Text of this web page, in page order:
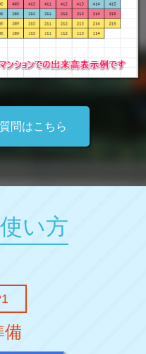
問はこちら
い方
備